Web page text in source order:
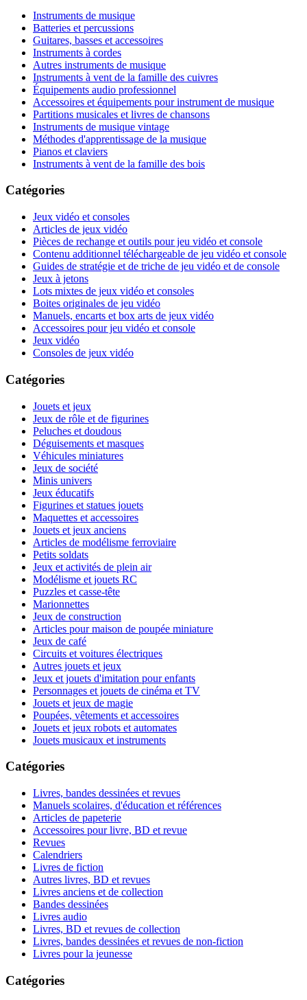
Instruments de musique
Batteries et percussions
Guitares, basses et accessoires
Instruments à cordes
Autres instruments de musique
Instruments à vent de la famille des cuivres
Équipements audio professionnel
Accessoires et équipements pour instrument de musique
Partitions musicales et livres de chansons
Instruments de musique vintage
Méthodes d'apprentissage de la musique
Pianos et claviers
Instruments à vent de la famille des bois
Catégories
Jeux vidéo et consoles
Articles de jeux vidéo
Pièces de rechange et outils pour jeu vidéo et console
Contenu additionnel téléchargeable de jeu vidéo et console
Guides de stratégie et de triche de jeu vidéo et de console
Jeux à jetons
Lots mixtes de jeux vidéo et consoles
Boites originales de jeu vidéo
Manuels, encarts et box arts de jeux vidéo
Accessoires pour jeu vidéo et console
Jeux vidéo
Consoles de jeux vidéo
Catégories
Jouets et jeux
Jeux de rôle et de figurines
Peluches et doudous
Déguisements et masques
Véhicules miniatures
Jeux de société
Minis univers
Jeux éducatifs
Figurines et statues jouets
Maquettes et accessoires
Jouets et jeux anciens
Articles de modélisme ferroviaire
Petits soldats
Jeux et activités de plein air
Modélisme et jouets RC
Puzzles et casse-tête
Marionnettes
Jeux de construction
Articles pour maison de poupée miniature
Jeux de café
Circuits et voitures électriques
Autres jouets et jeux
Jeux et jouets d'imitation pour enfants
Personnages et jouets de cinéma et TV
Jouets et jeux de magie
Poupées, vêtements et accessoires
Jouets et jeux robots et automates
Jouets musicaux et instruments
Catégories
Livres, bandes dessinées et revues
Manuels scolaires, d'éducation et références
Articles de papeterie
Accessoires pour livre, BD et revue
Revues
Calendriers
Livres de fiction
Autres livres, BD et revues
Livres anciens et de collection
Bandes dessinées
Livres audio
Livres, BD et revues de collection
Livres, bandes dessinées et revues de non-fiction
Livres pour la jeunesse
Catégories